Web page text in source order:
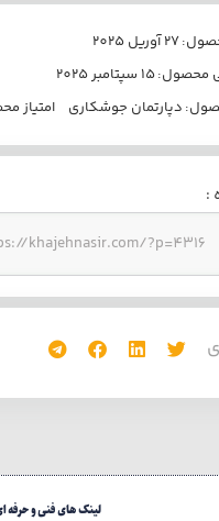
27 آوریل 2025
محصول:15 سپتامبر 2025
دپارتمان جوشکاری امتیاز
:
لینک های فنی و حرفه